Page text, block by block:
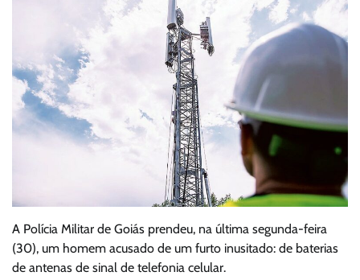
A Polícia Militar de Goiás prendeu, na última segunda-feira
(30), um homem acusado de um furto inusitado: de baterias
de antenas de sinal de telefonia celular.